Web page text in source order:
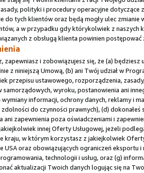
polityki i procedury operacyjne
do tych klientów oraz będą mogły ulec
a w przypadku gdy którykolwiek z
z obsługą klienta powinien
zapewniasz i zobowiązujesz się, że (a)
z niniejszą Umową, (b) ani Twój udział w
przepisu ustawowego, rozporządzenia,
samorządowych, wyroku, postanowienia ani
informacji, ochrony danych, reklamy i
do czynności prawnych), (d)
ani zapewnienia poza oświadczeniami i
innej Oferty Usługowej, jeżeli
kraju, w którym korzystasz z jakiejkolwiek
USA oraz obowiązujących ograniczeń
technologii i usług, oraz (g)
aktualizacji Twoich danych logując się na